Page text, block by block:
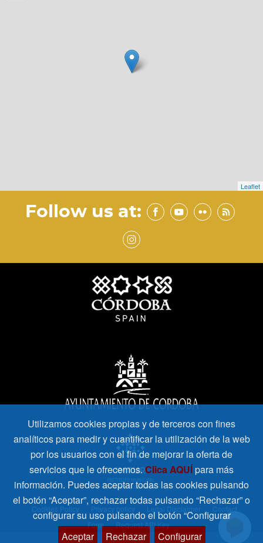
Leaflet
Follow us at:
Cookies Policy Legal Disclaimer
Form
Request API Key
Utilizamos cookies propias y de terceros con fines
analíticos para medir y cuantificar la utilización de la web
por los usuarios con el fin de mejorar la oferta de
servicios que le ofrecemos. Clica AQUÍpara más
información. Puedes aceptar todas las cookies pulsando
el botón “Aceptar”, rechazar todas pulsando “Rechazar” o
configurar su uso pulsando el botón “Configurar
Aceptar
Rechazar Configurar